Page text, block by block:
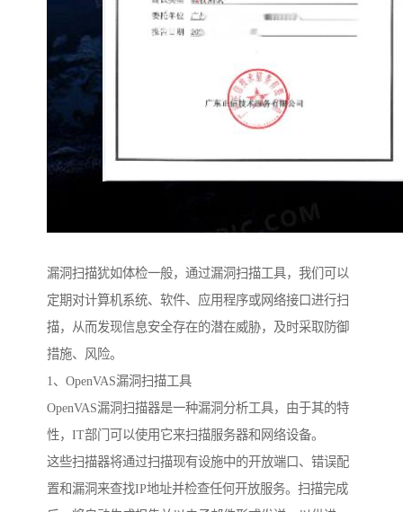
漏洞扫描犹如体检一般，通过漏洞扫描工具，我们可以
定期对计算机系统、软件、应用程序或网络接口进行扫
描，从而发现信息安全存在的潜在威胁，及时采取防御
措施、风险。
1、OpenVAS漏洞扫描工具
OpenVAS漏洞扫描器是一种漏洞分析工具，由于其的特
性，IT部门可以使用它来扫描服务器和网络设备。
这些扫描器将通过扫描现有设施中的开放端口、错误配
置和漏洞来查找IP地址并检查任何开放服务。扫描完成